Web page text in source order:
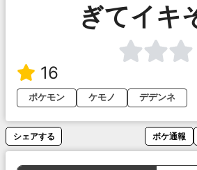
ぎてイキ
16
ポケモン
ケモノ デデンネ
シェアする ボケ通報